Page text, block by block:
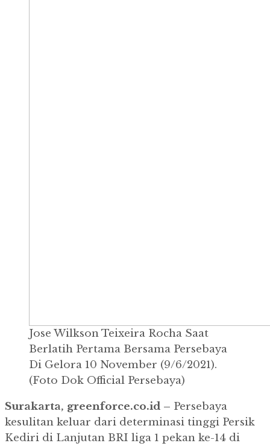
Jose Wilkson Teixeira Rocha Saat
Berlatih Pertama Bersama Persebaya
Di Gelora 10 November (9/6/2021).
(Foto Dok Official Persebaya)
Surakarta, greenforce.co.id – Persebaya
kesulitan keluar dari determinasi tinggi Persik
Kediri di Lanjutan BRI liga 1 pekan ke-14 di